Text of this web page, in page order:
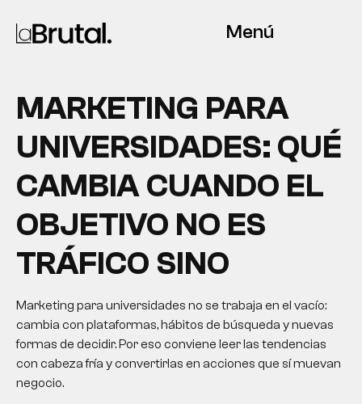
Menú
MARKETING PARA
UNIVERSIDADES: QUÉ
CAMBIA CUANDO EL
OBJETIVO NO ES
TRÁFICO SINO
Marketing para universidades no se trabaja en el vacío:
cambia con plataformas, hábitos de búsqueda y nuevas
formas de decidir. Por eso conviene leer las tendencias
con cabeza fría y convertirlas en acciones que sí muevan
negocio.